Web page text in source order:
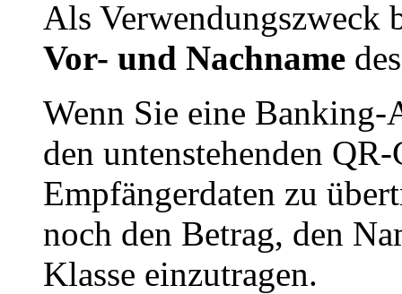
Als Verwendungszweck
Vor- und Nachname
Wenn Sie eine Banking-
den untenstehenden
Empfängerdaten zu
noch den Betrag, den
Klasse einzutragen.